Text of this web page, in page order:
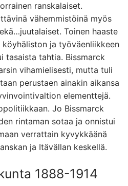
ranskalaiset.
vähemmistöinä myös
Toinen haaste
ja työväenliikkeen
tasaista tahtia. Bissmarck
vihamielisesti, mutta tuli
perustaen ainakin aikansa
elementtejä.
Jo Bissmarck
rintaman sotaa ja onnistui
verrattain kyvykkäänä
ja Itävällan keskellä.
1888-1914